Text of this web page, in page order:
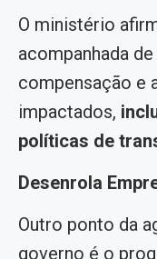
O ministério
acompanhada
compensação e
impactados,
políticas de
Desenrola
Outro ponto da
governo é o